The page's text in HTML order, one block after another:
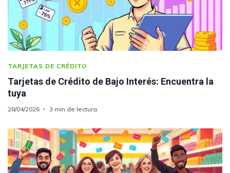
TARJETAS DE CRÉDITO
Tarjetas de Crédito de Bajo Interés: Encuentra la
tuya
28/04/2026 3 min de lectura